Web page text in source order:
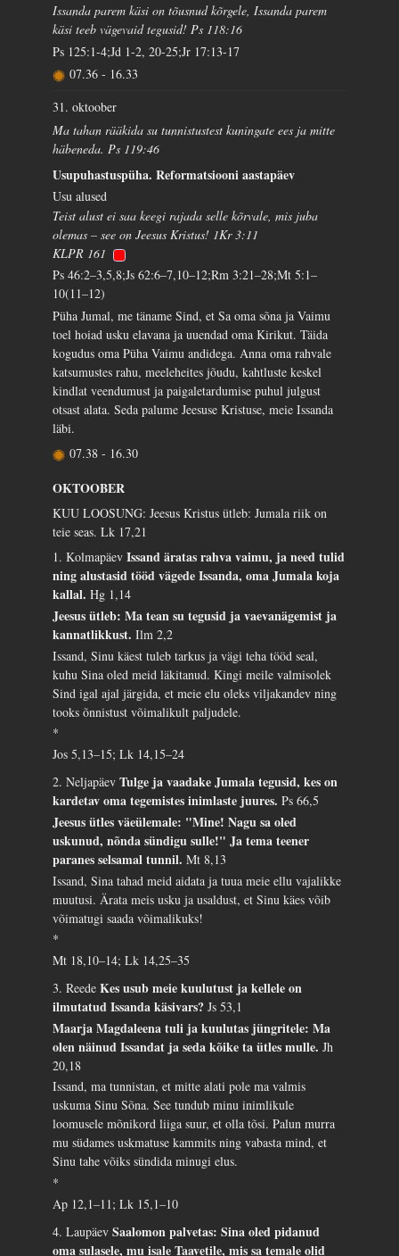
Issanda parem käsi on tõusnud kõrgele, Issanda parem
käsi teeb vägevaid tegusid! Ps 118:16
Ps 125:1-4;Jd 1-2, 20-25;Jr 17:13-17
07.36 - 16.33
31. oktoober
Ma tahan rääkida su tunnistustest kuningate ees ja mitte
häbeneda. Ps 119:46
Usupuhastuspüha. Reformatsiooni aastapäev
Usu alused
Teist alust ei saa keegi rajada selle kõrvale, mis juba
olemas – see on Jeesus Kristus! 1Kr 3:11
KLPR 161
Ps 46:2–3,5,8;Js 62:6–7,10–12;Rm 3:21–28;Mt 5:1–
10(11–12)
Püha Jumal, me täname Sind, et Sa oma sõna ja Vaimu
toel hoiad usku elavana ja uuendad oma Kirikut. Täida
kogudus oma Püha Vaimu andidega. Anna oma rahvale
katsumustes rahu, meeleheites jõudu, kahtluste keskel
kindlat veendumust ja paigaletardumise puhul julgust
otsast alata. Seda palume Jeesuse Kristuse, meie Issanda
läbi.
07.38 - 16.30
OKTOOBER
KUU LOOSUNG: Jeesus Kristus ütleb: Jumala riik on
teie seas.Lk 17,21
1. KolmapäevIssand äratas rahva vaimu, ja need tulid
ning alustasid tööd vägede Issanda, oma Jumala koja
kallal.Hg 1,14
Jeesus ütleb: Ma tean su tegusid ja vaevanägemist ja
kannatlikkust.Ilm 2,2
Issand, Sinu käest tuleb tarkus ja vägi teha tööd seal,
kuhu Sina oled meid läkitanud. Kingi meile valmisolek
Sind igal ajal järgida, et meie elu oleks viljakandev ning
tooks õnnistust võimalikult paljudele.
*
Jos 5,13–15; Lk 14,15–24
2. NeljapäevTulge ja vaadake Jumala tegusid, kes on
kardetav oma tegemistes inimlaste juures.Ps 66,5
Jeesus ütles väeülemale: "Mine! Nagu sa oled
uskunud, nõnda sündigu sulle!" Ja tema teener
paranes selsamal tunnil.Mt 8,13
Issand, Sina tahad meid aidata ja tuua meie ellu vajalikke
muutusi. Ärata meis usku ja usaldust, et Sinu käes võib
võimatugi saada võimalikuks!
*
Mt 18,10–14; Lk 14,25–35
3. ReedeKes usub meie kuulutust ja kellele on
ilmutatud Issanda käsivars?Js 53,1
Maarja Magdaleena tuli ja kuulutas jüngritele: Ma
olen näinud Issandat ja seda kõike ta ütles mulle.Jh
20,18
Issand, ma tunnistan, et mitte alati pole ma valmis
uskuma Sinu Sõna. See tundub minu inimlikule
loomusele mõnikord liiga suur, et olla tõsi. Palun murra
mu südames uskmatuse kammits ning vabasta mind, et
Sinu tahe võiks sündida minugi elus.
*
Ap 12,1–11; Lk 15,1–10
4. LaupäevSaalomon palvetas: Sina oled pidanud
oma sulasele, mu isale Taavetile, mis sa temale olid